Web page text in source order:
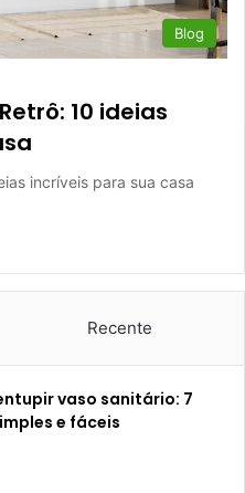
Blog
10 ideias
incríveis para sua casa
Recente
vaso sanitário: 7
e fáceis